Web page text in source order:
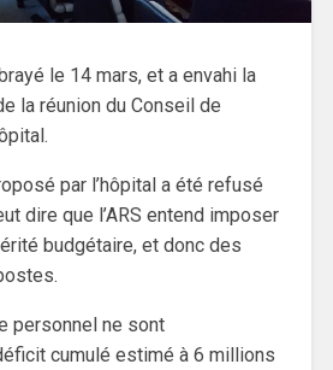
le 14 mars, et a envahi la
la réunion du Conseil de
par l’hôpital a été refusé
dire que l’ARS entend imposer
budgétaire, et donc des
personnel ne sont
cumulé estimé à 6 millions